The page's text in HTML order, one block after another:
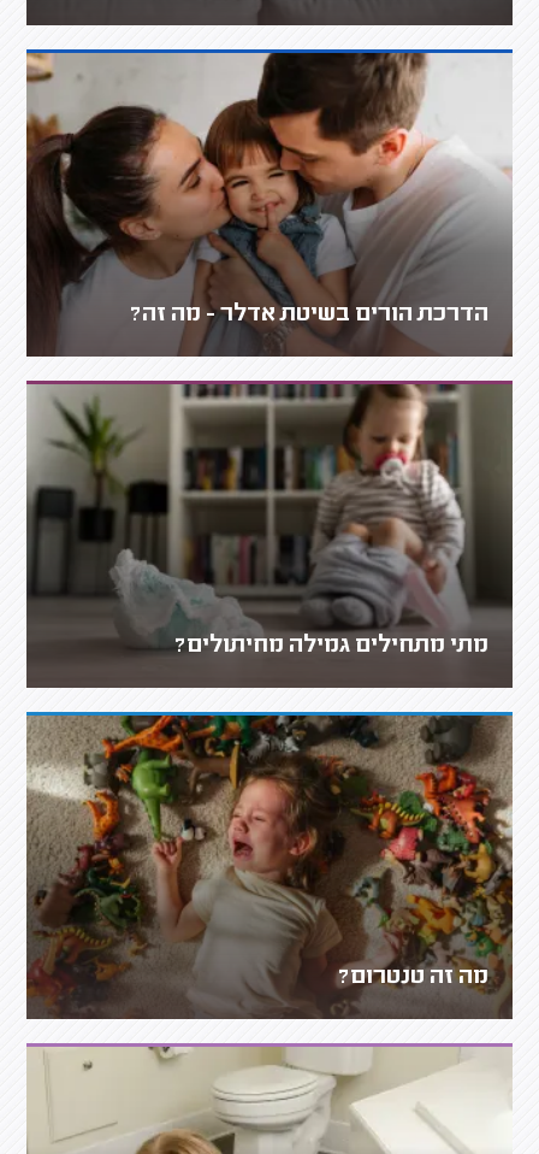
הדרכת הורים בשיטת אדלר - מה זה?
מתי מתחילים גמילה מחיתולים?
מה זה טנטרום?